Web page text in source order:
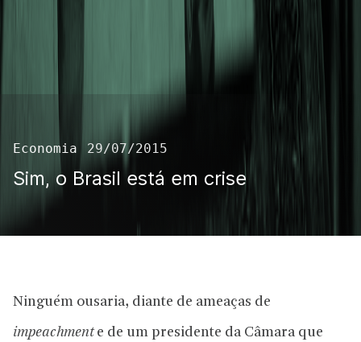
Economia 29/07/2015
Sim, o Brasil está em crise
Ninguém ousaria, diante de ameaças de
impeachmente de um presidente da Câmara que